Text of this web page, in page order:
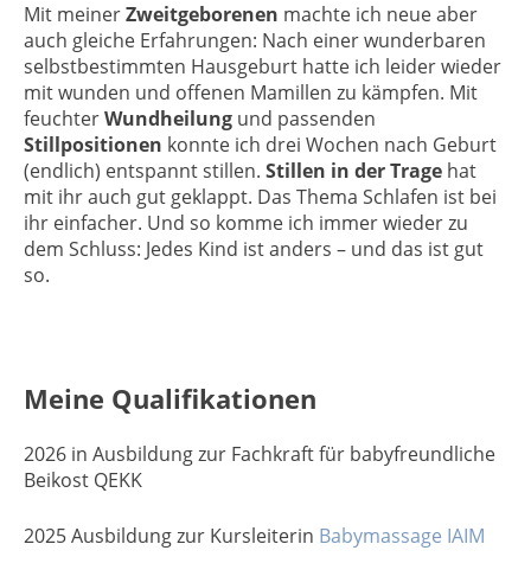
Mit meinerZweitgeborenen machte ich neue aber
auch gleiche Erfahrungen: Nach einer wunderbaren
selbstbestimmten Hausgeburt hatte ich leider wieder
mit wunden und offenen Mamillen zu kämpfen. Mit
feuchterWundheilung und passenden
Stillpositionen konnte ich drei Wochen nach Geburt
(endlich) entspannt stillen. Stillen in der Trage hat
mit ihr auch gut geklappt. Das Thema Schlafen ist bei
ihr einfacher. Und so komme ich immer wieder zu
dem Schluss: Jedes Kind ist anders – und das ist gut
so.
Meine Qualifikationen
2026 in Ausbildung zur Fachkraft für babyfreundliche
Beikost QEKK
2025 Ausbildung zur Kursleiterin Babymassage IAIM